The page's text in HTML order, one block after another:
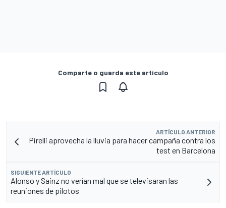
Comparte o guarda este artículo
ARTÍCULO ANTERIOR
Pirelli aprovecha la lluvia para hacer campaña contra los
test en Barcelona
SIGUIENTE ARTÍCULO
Alonso y Sainz no verían mal que se televisaran las
reuniones de pilotos